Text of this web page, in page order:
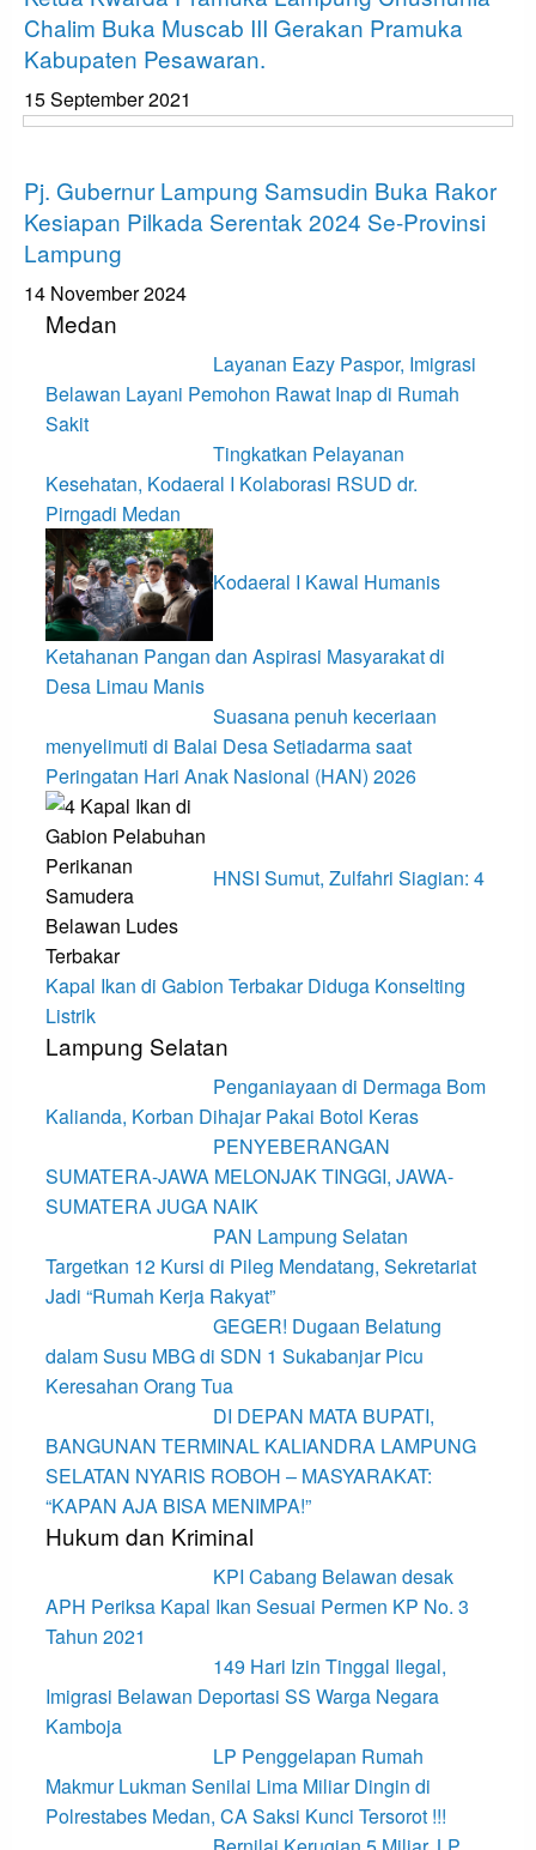
Chalim Buka Muscab III Gerakan Pramuka
Kabupaten Pesawaran.
15 September 2021
Pj. Gubernur Lampung Samsudin Buka Rakor
Kesiapan Pilkada Serentak 2024 Se-Provinsi
Lampung
14 November 2024
Medan
Layanan Eazy Paspor, Imigrasi
Belawan Layani Pemohon Rawat Inap di Rumah
Sakit
Tingkatkan Pelayanan
Kesehatan, Kodaeral I Kolaborasi RSUD dr.
Pirngadi Medan‎
Kodaeral I Kawal Humanis
Ketahanan Pangan dan Aspirasi Masyarakat di
Desa Limau Manis
Suasana penuh keceriaan
menyelimuti di Balai Desa Setiadarma saat
Peringatan Hari Anak Nasional (HAN) 2026
HNSI Sumut, Zulfahri Siagian: 4
Kapal Ikan di Gabion Terbakar Diduga Konselting
Listrik
Lampung Selatan
Penganiayaan di Dermaga Bom
Kalianda, Korban Dihajar Pakai Botol Keras
PENYEBERANGAN
SUMATERA-JAWA MELONJAK TINGGI, JAWA-
SUMATERA JUGA NAIK
PAN Lampung Selatan
Targetkan 12 Kursi di Pileg Mendatang, Sekretariat
Jadi “Rumah Kerja Rakyat”
GEGER! Dugaan Belatung
dalam Susu MBG di SDN 1 Sukabanjar Picu
Keresahan Orang Tua
DI DEPAN MATA BUPATI,
BANGUNAN TERMINAL KALIANDRA LAMPUNG
SELATAN NYARIS ROBOH – MASYARAKAT:
“KAPAN AJA BISA MENIMPA!”
Hukum dan Kriminal
KPI Cabang Belawan desak
APH Periksa Kapal Ikan Sesuai Permen KP No. 3
Tahun 2021
149 Hari Izin Tinggal Ilegal,
Imigrasi Belawan Deportasi SS Warga Negara
Kamboja
LP Penggelapan Rumah
Makmur Lukman Senilai Lima Miliar Dingin di
Polrestabes Medan, CA Saksi Kunci Tersorot !!!